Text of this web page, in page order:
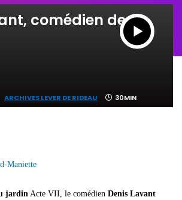
comédien de
ARCHIVES LEVER DE RIDEAU 30MIN
Maniette
jardin Acte VII, le comédien Denis Lavant